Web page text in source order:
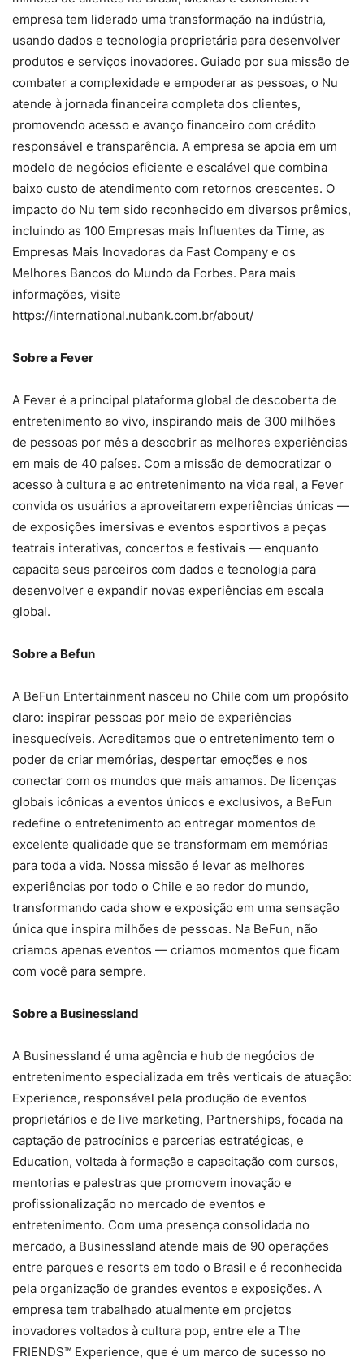
empresa tem liderado uma transformação na indústria,
usando dados e tecnologia proprietária para desenvolver
produtos e serviços inovadores. Guiado por sua missão de
combater a complexidade e empoderar as pessoas, o Nu
atende à jornada financeira completa dos clientes,
promovendo acesso e avanço financeiro com crédito
responsável e transparência. A empresa se apoia em um
modelo de negócios eficiente e escalável que combina
baixo custo de atendimento com retornos crescentes. O
impacto do Nu tem sido reconhecido em diversos prêmios,
incluindo as 100 Empresas mais Influentes da Time, as
Empresas Mais Inovadoras da Fast Company e os
Melhores Bancos do Mundo da Forbes. Para mais
informações, visite
https://international.nubank.com.br/about/
Sobre a Fever
A Fever é a principal plataforma global de descoberta de
entretenimento ao vivo, inspirando mais de 300 milhões
de pessoas por mês a descobrir as melhores experiências
em mais de 40 países. Com a missão de democratizar o
acesso à cultura e ao entretenimento na vida real, a Fever
convida os usuários a aproveitarem experiências únicas —
de exposições imersivas e eventos esportivos a peças
teatrais interativas, concertos e festivais — enquanto
capacita seus parceiros com dados e tecnologia para
desenvolver e expandir novas experiências em escala
global.
Sobre a Befun
A BeFun Entertainment nasceu no Chile com um propósito
claro: inspirar pessoas por meio de experiências
inesquecíveis. Acreditamos que o entretenimento tem o
poder de criar memórias, despertar emoções e nos
conectar com os mundos que mais amamos. De licenças
globais icônicas a eventos únicos e exclusivos, a BeFun
redefine o entretenimento ao entregar momentos de
excelente qualidade que se transformam em memórias
para toda a vida. Nossa missão é levar as melhores
experiências por todo o Chile e ao redor do mundo,
transformando cada show e exposição em uma sensação
única que inspira milhões de pessoas. Na BeFun, não
criamos apenas eventos — criamos momentos que ficam
com você para sempre.
Sobre a Businessland
A Businessland é uma agência e hub de negócios de
entretenimento especializada em três verticais de atuação:
Experience, responsável pela produção de eventos
proprietários e de live marketing, Partnerships, focada na
captação de patrocínios e parcerias estratégicas, e
Education, voltada à formação e capacitação com cursos,
mentorias e palestras que promovem inovação e
profissionalização no mercado de eventos e
entretenimento. Com uma presença consolidada no
mercado, a Businessland atende mais de 90 operações
entre parques e resorts em todo o Brasil e é reconhecida
pela organização de grandes eventos e exposições. A
empresa tem trabalhado atualmente em projetos
inovadores voltados à cultura pop, entre ele a The
FRIENDS™ Experience, que é um marco de sucesso no